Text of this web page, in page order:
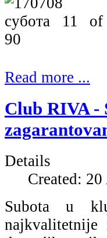
Read more ...
Club RIVA -
Details
Created:
Subota u